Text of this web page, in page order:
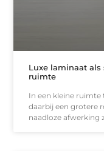
Luxe laminaat
ruimte
In een kleine ruimte
daarbij een grotere
naadloze afwerking